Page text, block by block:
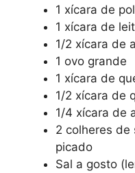
1 xícara de
1 xícara de
1/2 xícara de
1 ovo grande
1 xícara de
1/2 xícara de
1/4 xícara de
2 colheres de
picado
Sal a gosto